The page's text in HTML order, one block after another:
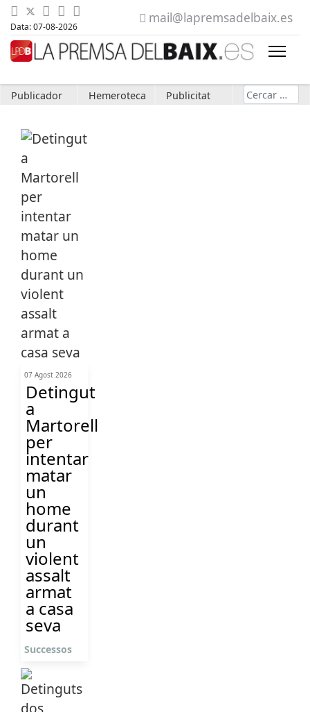
Data: 07-08-2026
mail@lapremsadelbaix.es
Publicador Hemeroteca Publicitat Cerca
07 Agost 2026
Detingut
a
Martorell
per
intentar
matar
un
home
durant
un
violent
assalt
armat
a casa
seva
Successos